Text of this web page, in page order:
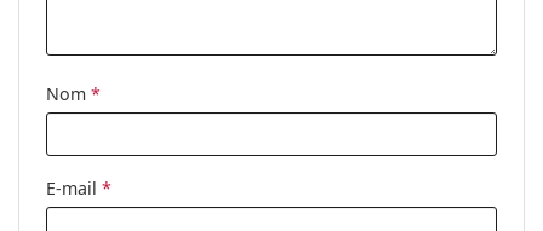
nettoyage:
Oui
Catégorie:
Lunettes de vue
Nom *
E-mail *